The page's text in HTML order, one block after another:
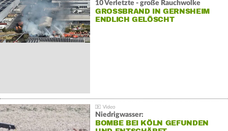
10 Verletzte - große Rauchwolke
GROSSBRAND IN GERNSHEIM E
NDLICH GELÖSCHT
Niedrigwasser:
BOMBE BEI KÖLN GEFUNDEN